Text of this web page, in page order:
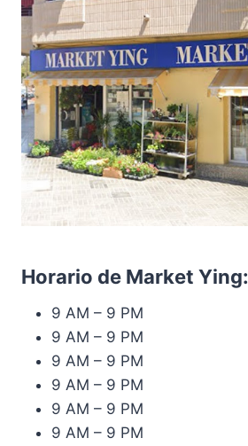
Horario de Market Ying:
9 AM – 9 PM
9 AM – 9 PM
9 AM – 9 PM
9 AM – 9 PM
9 AM – 9 PM
9 AM – 9 PM